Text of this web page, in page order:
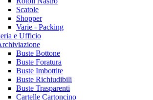
Scatole
Shopper
Varie - Packing
e Ufficio
Buste Bottone
Buste Foratura
Buste Imbottite
Buste Richiudibili
Buste Trasparenti
Cartelle Cartoncino